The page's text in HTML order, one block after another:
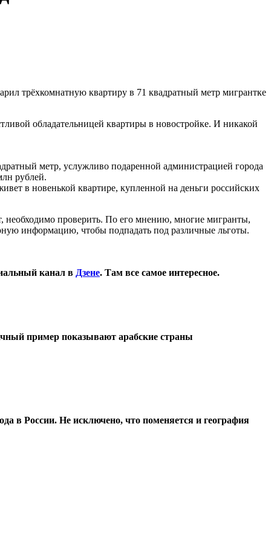
трёхкомнатную квартиру в 71 квадратный метр мигрантке
обладательницей квартиры в новостройке. И никакой
метр, услужливо подаренной администрацией города
рублей.
в новенькой квартире, купленной на деньги российских
необходимо проверить. По его мнению, многие мигранты,
информацию, чтобы подпадать под различные льготы.
канал в Дзене. Там все самое интересное.
пример показывают арабские страны
в России. Не исключено, что поменяется и география